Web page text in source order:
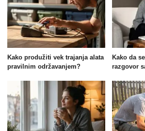
Kako produžiti vek trajanja alata
pravilnim održavanjem?
Kako da
razgovor